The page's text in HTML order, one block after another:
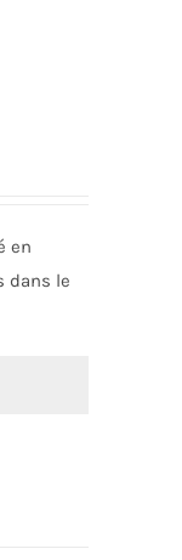
en
dans le